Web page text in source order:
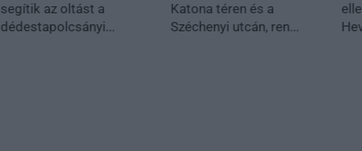
segítik az oltást a
dédestapolcsányi...
Katona téren és a
Széchenyi utcán, ren...